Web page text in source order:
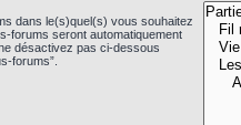
dans le(s)quel(s) vous souhaitez
forums seront automatiquement
désactivez pas ci-dessous
forums”.